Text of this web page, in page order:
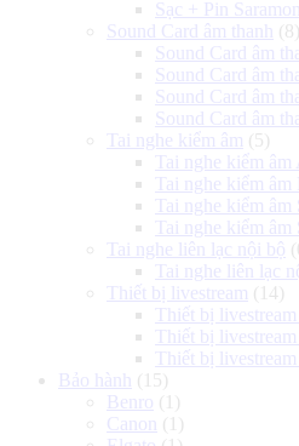
Sạc + Pin
Sound Card âm thanh
(8)
Sound Card âm
Sound Card âm
Sound Card âm
Sound Card âm
Tai nghe kiểm âm (5)
Tai nghe kiểm
Tai nghe kiểm âm
Tai nghe kiểm âm
Tai nghe kiểm âm
Tai nghe liên lạc nội bộ
Tai nghe liên lạc
Thiết bị livestream (14)
Thiết bị
Thiết bị
Thiết bị
Bảo hành
(15)
Benro (1)
Canon
(1)